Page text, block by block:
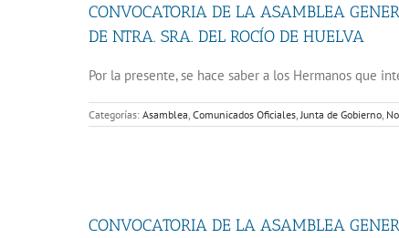
CONVOCATORIA DE LA ASAMBLEA
DE NTRA. SRA. DEL ROCÍO DE HUELVA
Por la presente, se hace saber a los Hermanos que
Categorías: Asamblea, Comunicados Oficiales,Junta de Gobierno,
CONVOCATORIA DE LA ASAMBLEA